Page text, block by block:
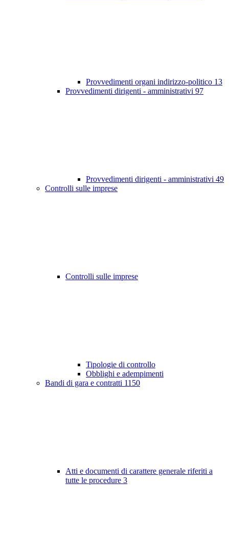
Provvedimenti organi indirizzo-politico 13
Provvedimenti dirigenti - amministrativi 97
Provvedimenti dirigenti - amministrativi 49
Controlli sulle imprese
Controlli sulle imprese
Tipologie di controllo
Obblighi e adempimenti
Bandi di gara e contratti 1150
Atti e documenti di carattere generale riferiti a
tutte le procedure 3